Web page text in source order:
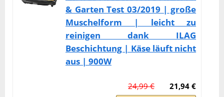
& Garten Test 03/2019 | große
Muschelform | leicht zu
reinigen dank ILAG
Beschichtung | Käse läuft nicht
aus | 900W
21,94 €
24,99 €